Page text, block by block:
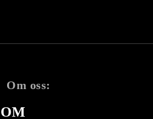
Om oss:
OM